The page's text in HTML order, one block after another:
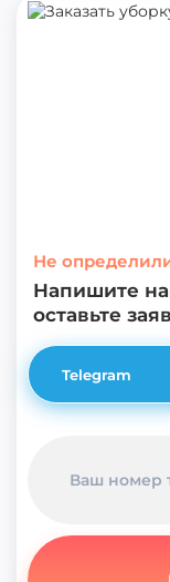
Не
Напишите
оставьте
Telegram